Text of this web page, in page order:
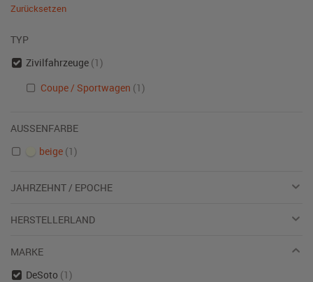
Zurücksetzen
TYP
Zivilfahrzeuge (1)
Coupe / Sportwagen (1)
AUSSENFARBE
beige (1)
JAHRZEHNT / EPOCHE
HERSTELLERLAND
MARKE
DeSoto (1)